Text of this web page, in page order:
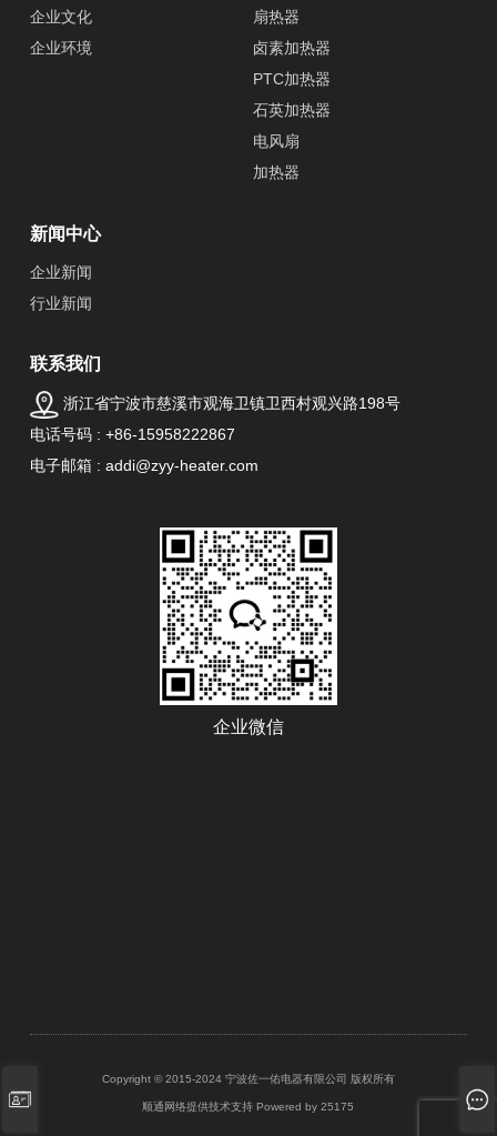
企业文化
企业环境
扇热器
卤素加热器
PTC加热器
石英加热器
电风扇
加热器
新闻中心
企业新闻
行业新闻
联系我们
浙江省宁波市慈溪市观海卫镇卫西村观兴路198号
电话号码 : +86-15958222867
电子邮箱 : addi@zyy-heater.com
企业微信
Copyright © 2015-2024 宁波佐一佑电器有限公司 版权所有
顺通网络提供技术支持 Powered by 25175